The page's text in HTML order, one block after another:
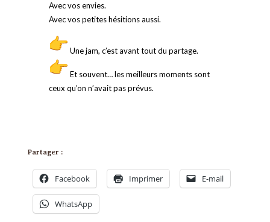
Avec vos envies.
Avec vos petites hésitions aussi.
Une jam, c’est avant tout du partage.
Et souvent… les meilleurs moments sont
ceux qu’on n’avait pas prévus.
Partager :
Facebook Imprimer E-mail
WhatsApp